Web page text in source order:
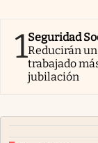
1Seguridad
Reducirán
trabajado
jubilación